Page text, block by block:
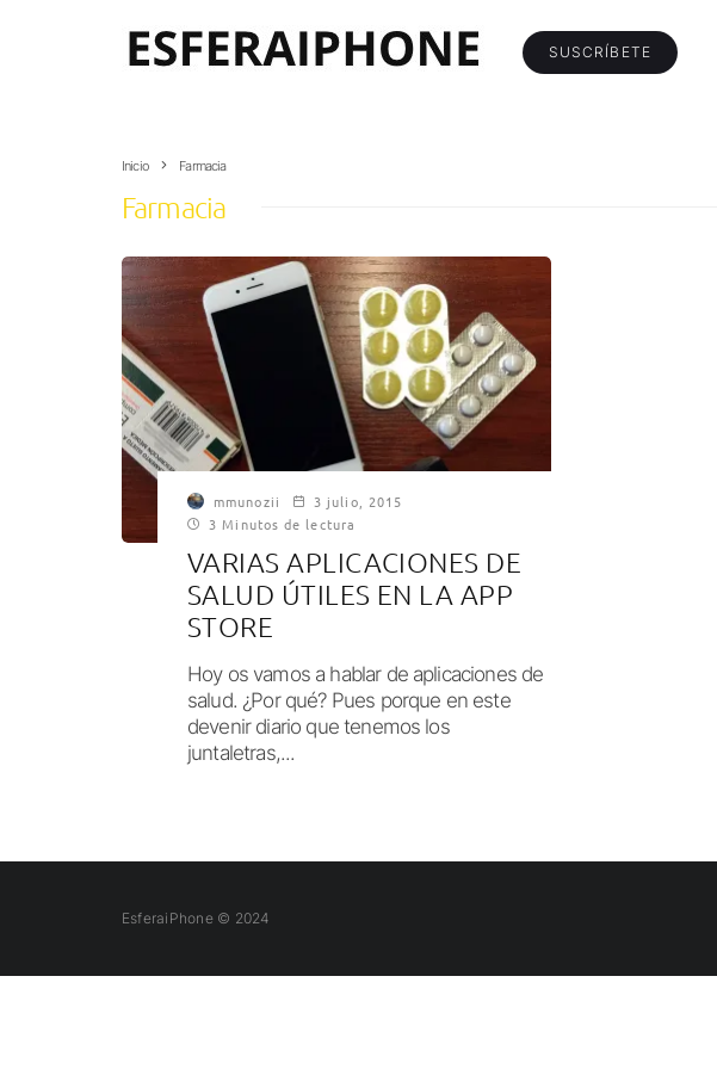
SUSCRÍBETE
Inicio Farmacia
Farmacia
mmunozii
3 julio, 2015
3 Minutos de lectura
VARIAS APLICACIONES DE
SALUD ÚTILES EN LA APP
STORE
Hoy os vamos a hablar de aplicaciones de
salud. ¿Por qué? Pues porque en este
devenir diario que tenemos los
juntaletras,...
EsferaiPhone © 2024